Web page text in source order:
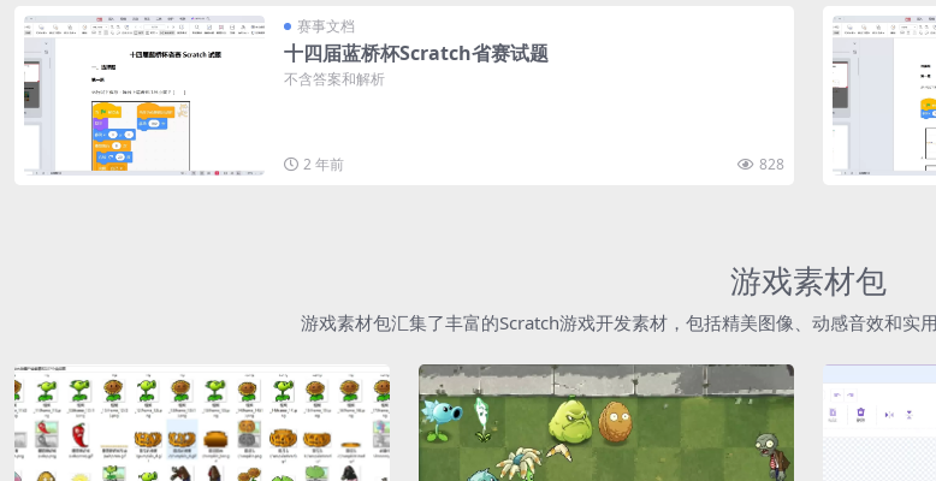
赛事文档
十四届蓝桥杯Scratch省赛试题
不含答案和解析
2 年前 828
游戏素材包
游戏素材包汇集了丰富的Scratch游戏开发素材，包括精美图像、动感音效和实